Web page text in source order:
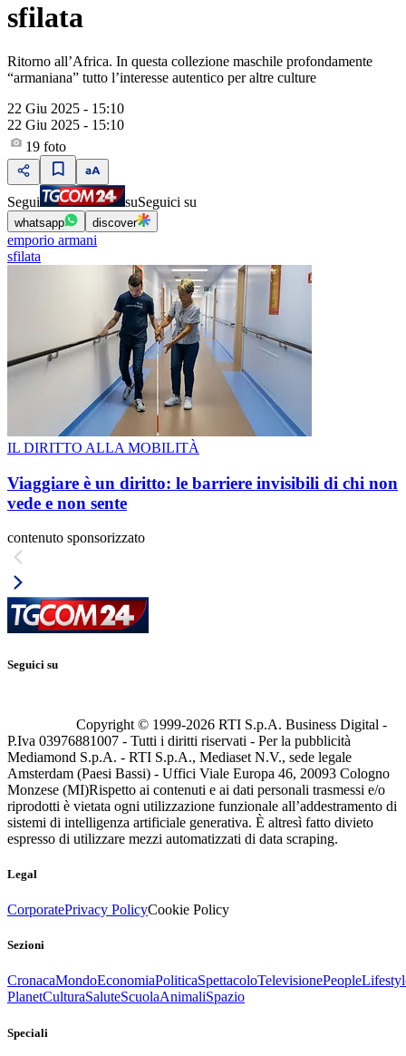
sfilata
Ritorno all’Africa. In questa collezione maschile profondamente
“armaniana” tutto l’interesse autentico per altre culture
22 Giu 2025 - 15:10
22 Giu 2025 - 15:10
19 foto
Segui suSeguici su
whatsapp discover
emporio armani
sfilata
IL DIRITTO ALLA MOBILITÀ
Viaggiare è un diritto: le barriere invisibili di chi non
vede e non sente
contenuto sponsorizzato
Seguici su
Copyright © 1999-2026 RTI S.p.A. Business Digital -
P.Iva 03976881007 - Tutti i diritti riservati - Per la pubblicità
Mediamond S.p.A. - RTI S.p.A., Mediaset N.V., sede legale
Amsterdam (Paesi Bassi) - Uffici Viale Europa 46, 20093 Cologno
Monzese (MI)Rispetto ai contenuti e ai dati personali trasmessi e/o
riprodotti è vietata ogni utilizzazione funzionale all’addestramento di
sistemi di intelligenza artificiale generativa. È altresì fatto divieto
espresso di utilizzare mezzi automatizzati di data scraping.
Legal
CorporatePrivacy PolicyCookie Policy
Sezioni
CronacaMondoEconomiaPoliticaSpettacoloTelevisionePeople
PlanetCulturaSaluteScuolaAnimaliSpazio
Speciali